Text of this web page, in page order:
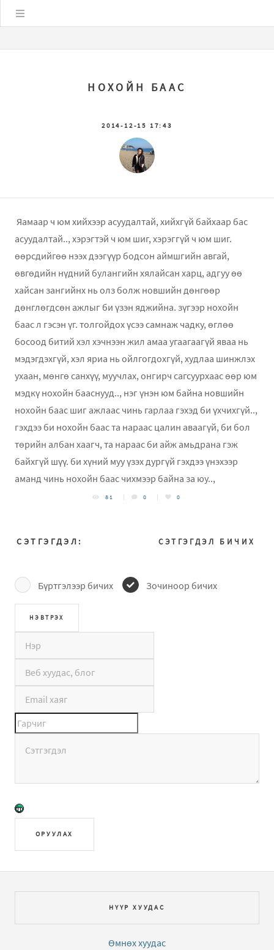
НОХОЙН БААС
2014-12-15 17:43
Яамаар ч юм хийхээр асуудалтай, хийхгүй байхаар бас
асуудалтай.., хэрэгтэй ч юм шиг, хэрэггүй ч юм шиг.
өөрсдийгөө нээх дээгүүр бодсон аймшгийн авгай,
өвгөдийн нүдний булангийн хялайсан харц, адгуу өө
хайсан зангийнх нь олз болж новшийн дөнгөөр
дөнглөгдсөн ажлыг би үзэн яджийна. зүгээр нохойн
баас л гэсэн үг. толгойдох үсээ самнаж чадку, өглөө
босоод битий хэл хэчнээн жил амаа угаагаагүй яваа нь
мэдэгдэхгүй, хэл яриа нь ойлгогдохгүй, худлаа шинжлэх
ухаан, мөнгө санхүү, муучлах, онгирч сагсуурхаас өөр юм
мэдкү нохойн бааснууд.., нэг үнэн юм байна новшийн
нохойн баас шиг ажлаас чинь гарлаа гэхэд би үхчихгүй..,
гэхдээ би нохойн баас та нараас цалин аваагүй, би бол
төрийн албан хаагч, та нараас би айж амьдрана гэж
байхгүй шүү. би хүний муу үзэх дургүй гэхдээ үнэхээр
аманд чинь нохойн баас чихмээр байна за юу..,
81 0 0
СЭТГЭГДЭЛ БИЧИХ
СЭТГЭГДЭЛ:
Бүртгэлээр бичих Зочиноор бичих
ОРУУЛАХ
НҮҮР ХУУДАС
Өмнөх хуудас